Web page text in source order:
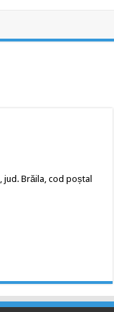
jud. Brăila, cod poștal